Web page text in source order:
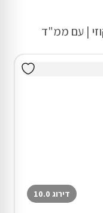
| עם ממ"ד
דירוג 10.0